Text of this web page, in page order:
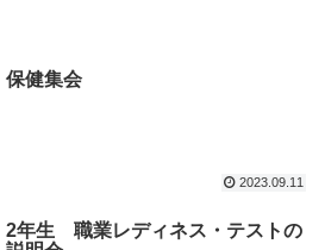
保健集会
2023.09.11
2年生 職業レディネス・テストの